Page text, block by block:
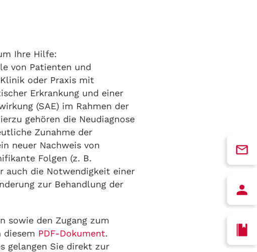
Ihre Hilfe:
von Patienten und
oder Praxis mit
Erkrankung und einer
(SAE) im Rahmen der
gehören die Neudiagnose
Zunahme der
neuer Nachweis von
Folgen (z. B.
auch die Notwendigkeit einer
zur Behandlung der
sowie den Zugang zum
diesem PDF-Dokument.
gelangen Sie direkt zur